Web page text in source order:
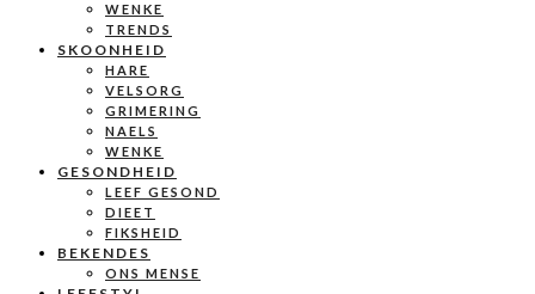
WENKE
TRENDS
SKOONHEID
HARE
VELSORG
GRIMERING
NAELS
WENKE
GESONDHEID
LEEF GESOND
DIEET
FIKSHEID
BEKENDES
ONS MENSE